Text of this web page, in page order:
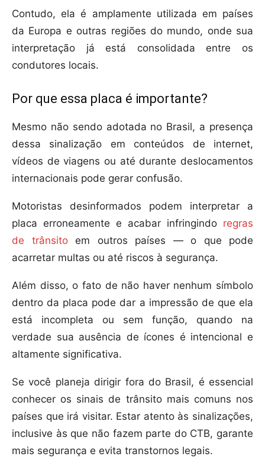
Contudo, ela é amplamente utilizada em países
da Europa e outras regiões do mundo, onde sua
interpretação já está consolidada entre os
condutores locais.
Por que essa placa é importante?
Mesmo não sendo adotada no Brasil, a presença
dessa sinalização em conteúdos de internet,
vídeos de viagens ou até durante deslocamentos
internacionais pode gerar confusão.
Motoristas desinformados podem interpretar a
placa erroneamente e acabar infringindo regras
de trânsitoem outros países — o que pode
acarretar multas ou até riscos à segurança.
Além disso, o fato de não haver nenhum símbolo
dentro da placa pode dar a impressão de que ela
está incompleta ou sem função, quando na
verdade sua ausência de ícones é intencional e
altamente significativa.
Se você planeja dirigir fora do Brasil, é essencial
conhecer os sinais de trânsito mais comuns nos
países que irá visitar. Estar atento às sinalizações,
inclusive às que não fazem parte do CTB, garante
mais segurança e evita transtornos legais.